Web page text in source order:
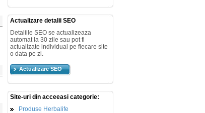
Actualizare detalii SEO
Detaliile SEO se actualizeaza
automat la 30 zile sau pot fi
actualizate individual pe fiecare site
o data pe zi.
Actualizare SEO
Site-uri din acceeasi categorie:
Produse Herbalife